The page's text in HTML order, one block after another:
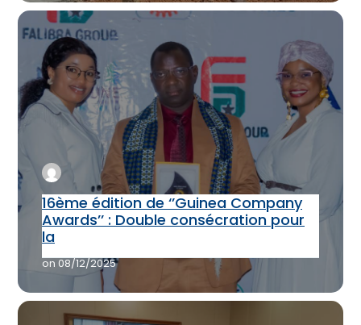
16ème édition de ‘’Guinea Company
Awards’’ : Double consécration pour
la
on08/12/2025